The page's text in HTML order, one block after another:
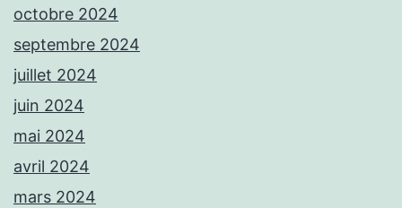
octobre 2024
septembre 2024
juillet 2024
juin 2024
mai 2024
avril 2024
mars 2024